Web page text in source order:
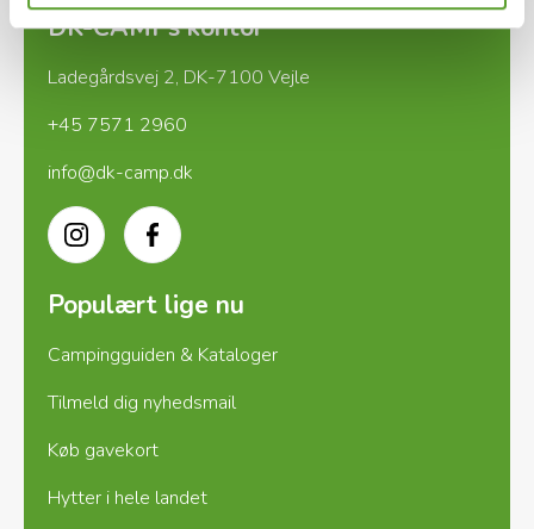
DK-CAMPs kontor
Ladegårdsvej 2, DK-7100 Vejle
+45 7571 2960
info@dk-camp.dk
InstagramFacebook
Populært lige nu
Campingguiden & Kataloger
Tilmeld dig nyhedsmail
Køb gavekort
Hytter i hele landet